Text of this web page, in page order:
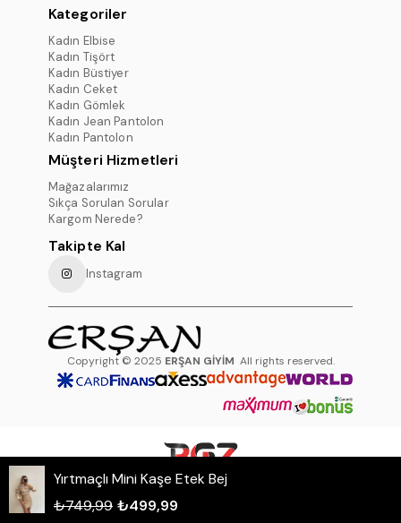
Kategoriler
Kadın Elbise
Kadın Tişört
Kadın Büstiyer
Kadın Ceket
Kadın Gömlek
Kadın Jean Pantolon
Kadın Pantolon
Müşteri Hizmetleri
Mağazalarımız
Sıkça Sorulan Sorular
Kargom Nerede?
Takipte Kal
Instagram
Copyright © 2025 ERŞAN GİYİM All rights reserved.
WHATSAPP DESTEK HATTI
Yırtmaçlı Mini Kaşe Etek Bej
₺749,99 ₺499,99